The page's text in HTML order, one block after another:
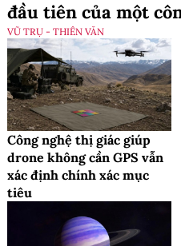
đầu tiên của một
VŨ TRỤ - THIÊN VĂN
Công nghệ thị giác giúp
drone không cần GPS vẫn
xác định chính xác mục
tiêu